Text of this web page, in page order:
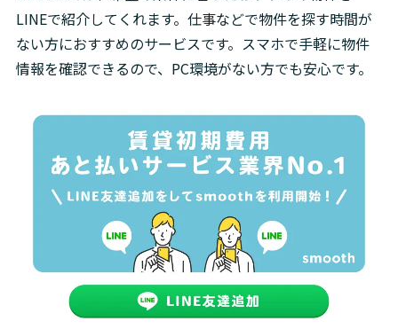
LINEで紹介してくれます。仕事などで物件を探す時間が
ない方におすすめのサービスです。スマホで手軽に物件
情報を確認できるので、PC環境がない方でも安心です。